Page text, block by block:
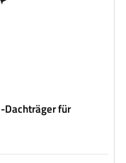
Dachträger für